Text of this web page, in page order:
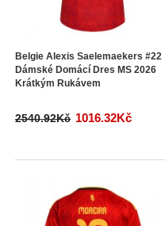
Belgie Alexis Saelemaekers #22
Dámské Domácí Dres MS 2026
Krátkým Rukávem
2540.92Kč 1016.32Kč